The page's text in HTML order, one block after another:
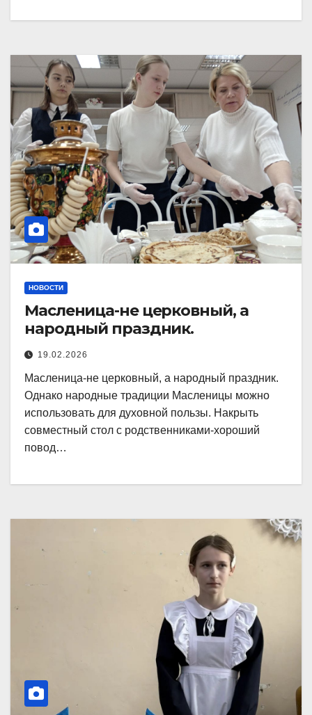
НОВОСТИ
Масленица-не церковный, а
народный праздник.
19.02.2026
Масленица-не церковный, а народный праздник.
Однако народные традиции Масленицы можно
использовать для духовной пользы. Накрыть
совместный стол с родственниками-хороший
повод…